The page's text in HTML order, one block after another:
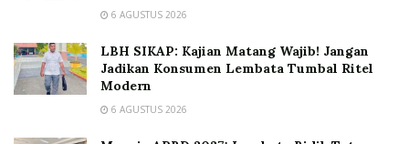
6 AGUSTUS 2026
LBH SIKAP: Kajian Matang Wajib! Jangan
Jadikan Konsumen Lembata Tumbal Ritel
Modern
6 AGUSTUS 2026